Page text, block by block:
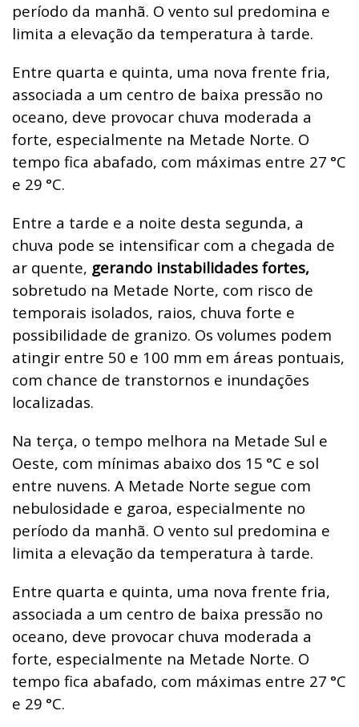
período da manhã. O vento sul predomina e
limita a elevação da temperatura à tarde.
Entre quarta e quinta, uma nova frente fria,
associada a um centro de baixa pressão no
oceano, deve provocar chuva moderada a
forte, especialmente na Metade Norte. O
tempo fica abafado, com máximas entre 27 °C
e 29 °C.
Entre a tarde e a noite desta segunda, a
chuva pode se intensificar com a chegada de
ar quente, gerando instabilidades fortes,
sobretudo na Metade Norte, com risco de
temporais isolados, raios, chuva forte e
possibilidade de granizo. Os volumes podem
atingir entre 50 e 100 mm em áreas pontuais,
com chance de transtornos e inundações
localizadas.
Na terça, o tempo melhora na Metade Sul e
Oeste, com mínimas abaixo dos 15 °C e sol
entre nuvens. A Metade Norte segue com
nebulosidade e garoa, especialmente no
período da manhã. O vento sul predomina e
limita a elevação da temperatura à tarde.
Entre quarta e quinta, uma nova frente fria,
associada a um centro de baixa pressão no
oceano, deve provocar chuva moderada a
forte, especialmente na Metade Norte. O
tempo fica abafado, com máximas entre 27 °C
e 29 °C.